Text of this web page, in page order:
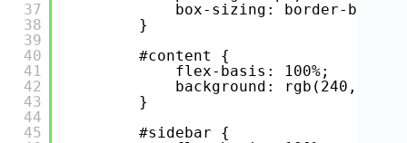
37
38
39
40
41
42
43
44
45
box-sizing: border-box;
}
#content {
flex-basis: 100%;
background: rgb(240,
}
#sidebar {